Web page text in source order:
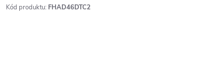
Kód produktu: FHAD46DTC2